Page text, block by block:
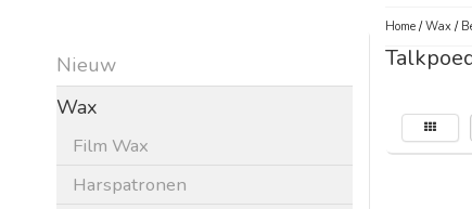
Nieuw
Wax
Film Wax
Harspatronen
Home/Wax/